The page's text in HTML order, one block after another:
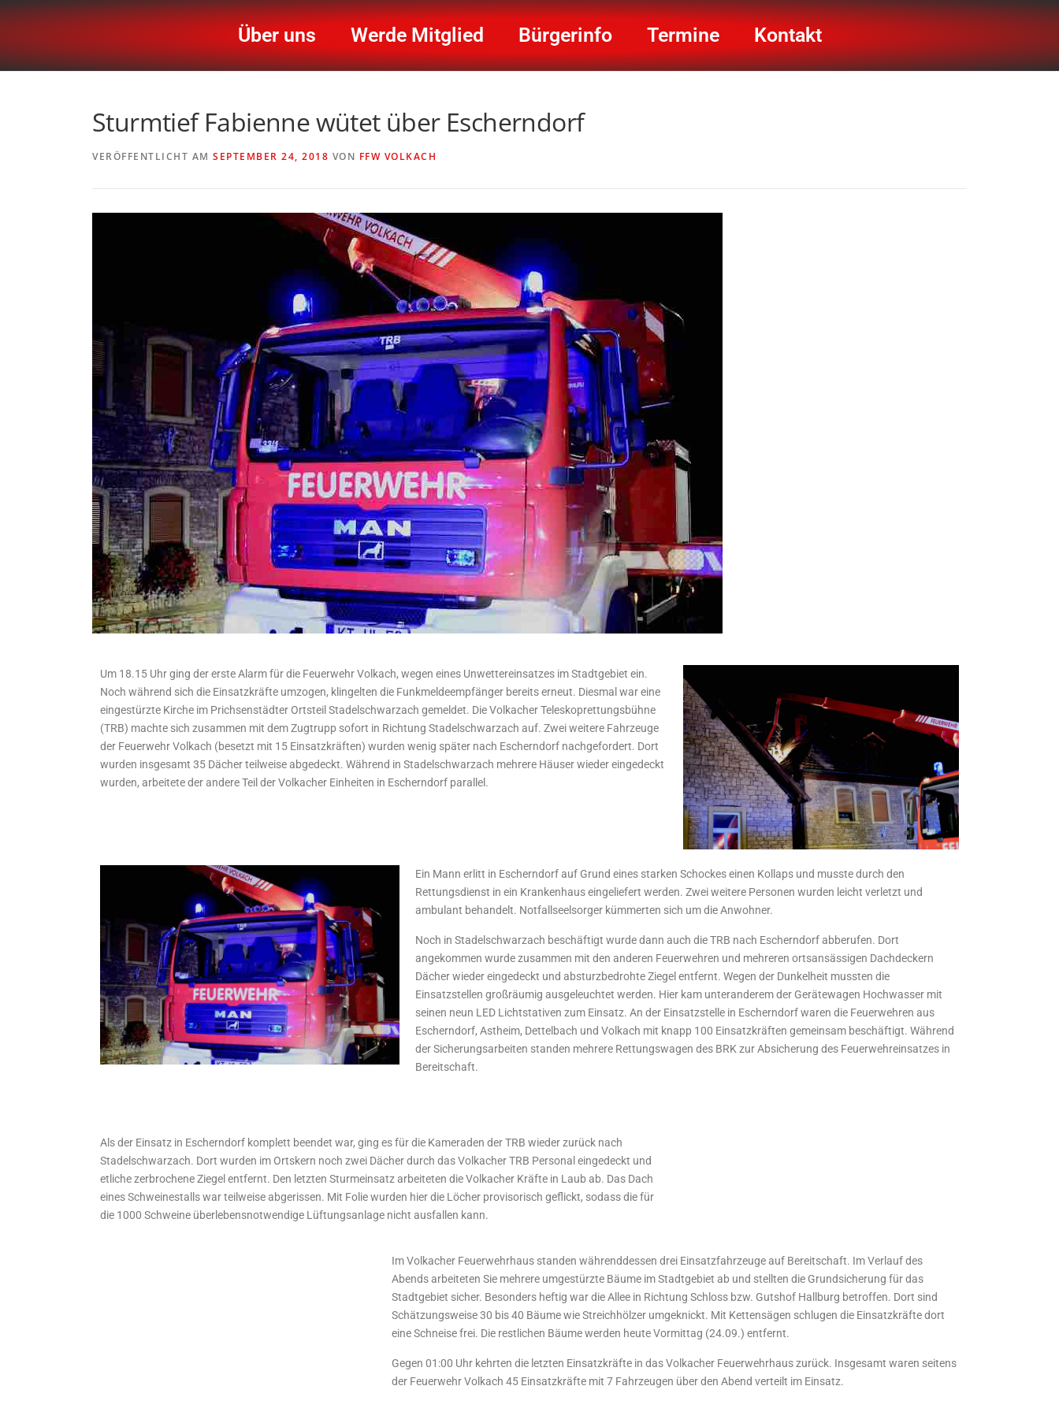
Über uns Werde Mitglied Bürgerinfo Termine Kontakt
Sturmtief Fabienne wütet über Escherndorf
VERÖFFENTLICHT AM SEPTEMBER 24, 2018 VON FFW VOLKACH
Um 18.15 Uhr ging der erste Alarm für die Feuerwehr Volkach, wegen eines Unwettereinsatzes im Stadtgebiet ein.
Noch während sich die Einsatzkräfte umzogen, klingelten die Funkmeldeempfänger bereits erneut. Diesmal war eine
eingestürzte Kirche im Prichsenstädter Ortsteil Stadelschwarzach gemeldet. Die Volkacher Teleskoprettungsbühne
(TRB) machte sich zusammen mit dem Zugtrupp sofort in Richtung Stadelschwarzach auf. Zwei weitere Fahrzeuge
der Feuerwehr Volkach (besetzt mit 15 Einsatzkräften) wurden wenig später nach Escherndorf nachgefordert. Dort
wurden insgesamt 35 Dächer teilweise abgedeckt. Während in Stadelschwarzach mehrere Häuser wieder eingedeckt
wurden, arbeitete der andere Teil der Volkacher Einheiten in Escherndorf parallel.
Ein Mann erlitt in Escherndorf auf Grund eines starken Schockes einen Kollaps und musste durch den
Rettungsdienst in ein Krankenhaus eingeliefert werden. Zwei weitere Personen wurden leicht verletzt und
ambulant behandelt. Notfallseelsorger kümmerten sich um die Anwohner.
Noch in Stadelschwarzach beschäftigt wurde dann auch die TRB nach Escherndorf abberufen. Dort
angekommen wurde zusammen mit den anderen Feuerwehren und mehreren ortsansässigen Dachdeckern
Dächer wieder eingedeckt und absturzbedrohte Ziegel entfernt. Wegen der Dunkelheit mussten die
Einsatzstellen großräumig ausgeleuchtet werden. Hier kam unteranderem der Gerätewagen Hochwasser mit
seinen neun LED Lichtstativen zum Einsatz. An der Einsatzstelle in Escherndorf waren die Feuerwehren aus
Escherndorf, Astheim, Dettelbach und Volkach mit knapp 100 Einsatzkräften gemeinsam beschäftigt. Während
der Sicherungsarbeiten standen mehrere Rettungswagen des BRK zur Absicherung des Feuerwehreinsatzes in
Bereitschaft.
Als der Einsatz in Escherndorf komplett beendet war, ging es für die Kameraden der TRB wieder zurück nach
Stadelschwarzach. Dort wurden im Ortskern noch zwei Dächer durch das Volkacher TRB Personal eingedeckt und
etliche zerbrochene Ziegel entfernt. Den letzten Sturmeinsatz arbeiteten die Volkacher Kräfte in Laub ab. Das Dach
eines Schweinestalls war teilweise abgerissen. Mit Folie wurden hier die Löcher provisorisch geflickt, sodass die für
die 1000 Schweine überlebensnotwendige Lüftungsanlage nicht ausfallen kann.
Im Volkacher Feuerwehrhaus standen währenddessen drei Einsatzfahrzeuge auf Bereitschaft. Im Verlauf des
Abends arbeiteten Sie mehrere umgestürzte Bäume im Stadtgebiet ab und stellten die Grundsicherung für das
Stadtgebiet sicher. Besonders heftig war die Allee in Richtung Schloss bzw. Gutshof Hallburg betroffen. Dort sind
Schätzungsweise 30 bis 40 Bäume wie Streichhölzer umgeknickt. Mit Kettensägen schlugen die Einsatzkräfte dort
eine Schneise frei. Die restlichen Bäume werden heute Vormittag (24.09.) entfernt.
Gegen 01:00 Uhr kehrten die letzten Einsatzkräfte in das Volkacher Feuerwehrhaus zurück. Insgesamt waren seitens
der Feuerwehr Volkach 45 Einsatzkräfte mit 7 Fahrzeugen über den Abend verteilt im Einsatz.